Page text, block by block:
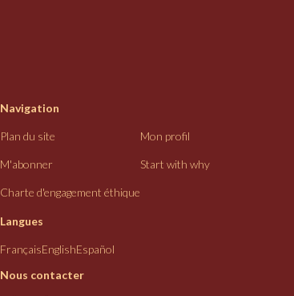
Navigation
Plan du site Mon profil
M'abonner Start with why
Charte d'engagement éthique
Langues
FrançaisEnglishEspañol
Nous contacter